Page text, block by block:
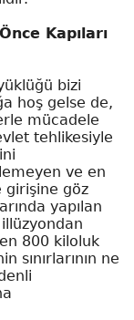
Kapıları
bizi
hoş gelse de,
mücadele
tehlikesiyle
ve en
girişine göz
yapılan
800 kiloluk
sınırlarının ne